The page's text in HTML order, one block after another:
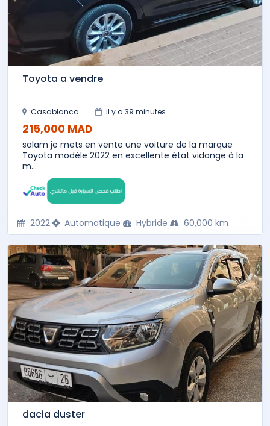
Toyota a vendre
Casablanca il y a 39 minutes
215,000 MAD
salam je mets en vente une voiture de la marque
Toyota modèle 2022 en excellente état vidange à la
m...
2022 Automatique Hybride 60,000 km
dacia duster